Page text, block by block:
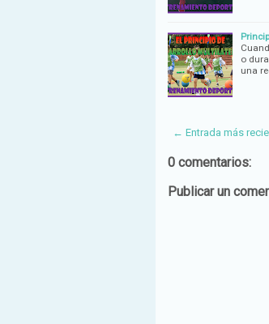
o
una
← Entrada más
0 comentarios:
Publicar un